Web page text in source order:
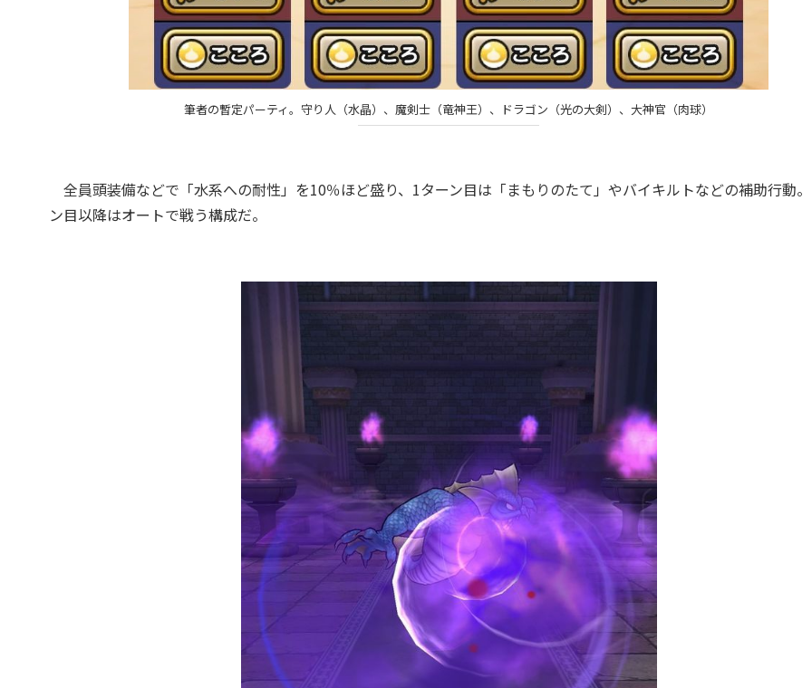
筆者の暫定パーティ。守り人（水晶）、魔剣士（竜神王）、ドラゴン（光の大剣）、大神官（肉球）
全員頭装備などで「水系への耐性」を10％ほど盛り、1ターン目は「まもりのたて」やバイキルトなどの補助行動
ン目以降はオートで戦う構成だ。